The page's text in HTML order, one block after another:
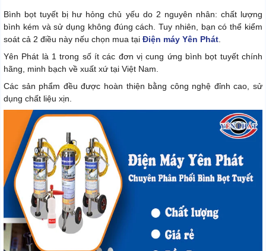
Bình bọt tuyết bị hư hỏng chủ yếu do 2 nguyên nhân: chất lượng
bình kém và sử dụng không đúng cách. Tuy nhiên, bạn có thể kiểm
soát cả 2 điều này nếu chọn mua tại Điện máy Yên Phát.
Yên Phát là 1 trong số ít các đơn vị cung ứng bình bọt tuyết chính
hãng, minh bạch về xuất xứ tại Việt Nam.
Các sản phẩm đều được hoàn thiện bằng công nghệ đỉnh cao, sử
dụng chất liệu xịn.